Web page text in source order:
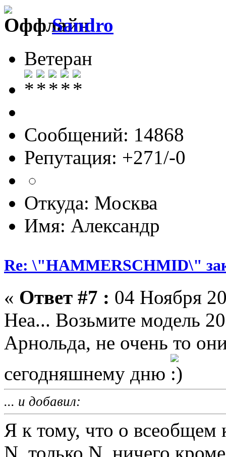
Sandro
Ветеран
Сообщений: 14868
Репутация: +271/-0
Откуда: Москва
Имя: Александр
Re: \"HAMMERSCHMID\"
« Ответ #7 : 04 Ноября
Неа... Возьмите модель
Арнольда, не очень то
сегодняшнему дню
... и добавил:
Я к тому, что о всеобщем